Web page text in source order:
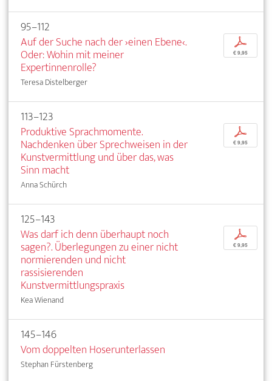
95–112
Auf der Suche nach der ›einen Ebene‹.
Oder: Wohin mit meiner
Expertinnenrolle?
Teresa Distelberger
p
€ 9,95
113–123
Produktive Sprachmomente.
Nachdenken über Sprechweisen in der
Kunstvermittlung und über das, was
Sinn macht
Anna Schürch
p
€ 9,95
125–143
Was darf ich denn überhaupt noch
sagen?. Überlegungen zu einer nicht
normierenden und nicht
rassisierenden
Kunstvermittlungspraxis
Kea Wienand
p
€ 9,95
145–146
Vom doppelten Hoserunterlassen
Stephan Fürstenberg